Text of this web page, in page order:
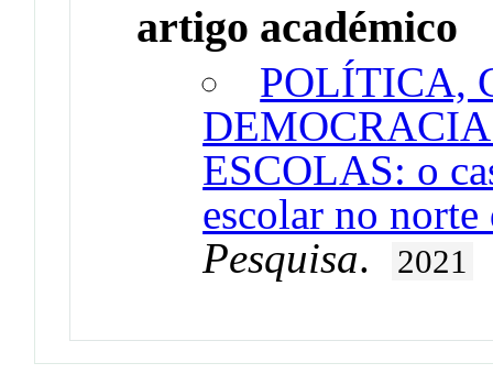
artigo académico
POLÍTICA,
ESCOLAS: o
escolar no
Pesquisa. 2021